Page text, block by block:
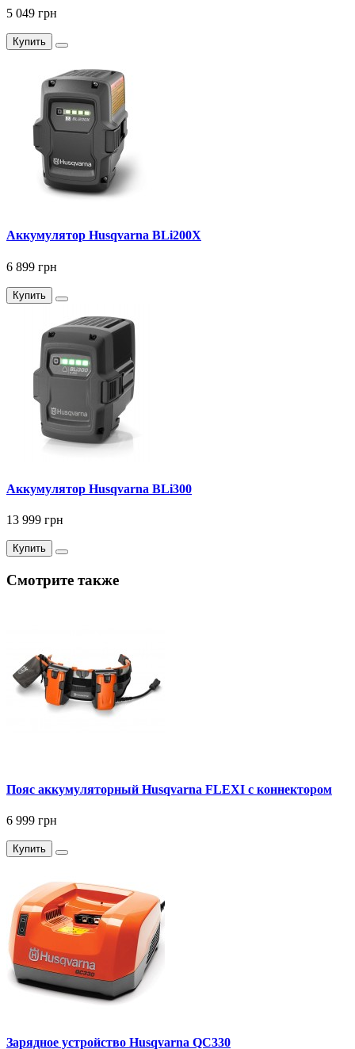
5 049 грн
Купить
Аккумулятор Husqvarna BLi200X
6 899 грн
Купить
Аккумулятор Husqvarna BLi300
13 999 грн
Купить
Смотрите также
Пояс аккумуляторный Husqvarna FLEXI с коннектором
6 999 грн
Купить
Зарядное устройство Husqvarna QC330